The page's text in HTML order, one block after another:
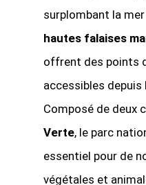
surplombant la
hautes falaises
offrent des points
accessibles depuis
Composé de deux
Verte, le parc
essentiel pour de
végétales et